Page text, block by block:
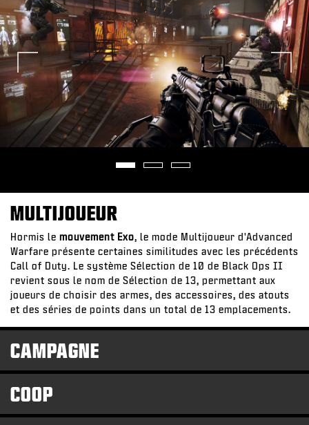
MULTIJOUEUR
Hormis le mouvement Exo , le mode Multijoueur d'Advanced
Warfare présente certaines similitudes avec les précédents
Call of Duty. Le système Sélection de 10 de Black Ops II
revient sous le nom de Sélection de 13, permettant aux
joueurs de choisir des armes, des accessoires, des atouts
et des séries de points dans un total de 13 emplacements.
CAMPAGNE
COOP